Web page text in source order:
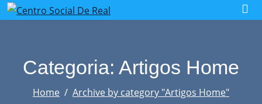
Skip
to
Categoria: Artigos Home
Home Archive by category "Artigos Home"